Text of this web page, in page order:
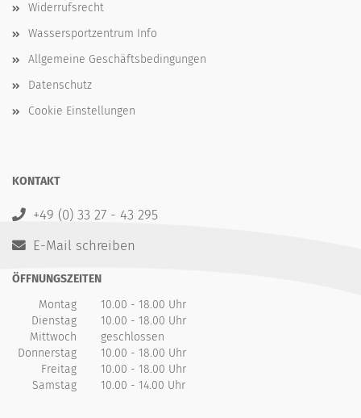
Widerrufsrecht
Wassersportzentrum Info
Allgemeine Geschäftsbedingungen
Datenschutz
Cookie Einstellungen
KONTAKT
+49 (0) 33 27 - 43 295
E-Mail schreiben
ÖFFNUNGSZEITEN
Montag
10.00 - 18.00 Uhr
Dienstag
10.00 - 18.00 Uhr
Mittwoch
geschlossen
Donnerstag
10.00 - 18.00 Uhr
Freitag
10.00 - 18.00 Uhr
Samstag
10.00 - 14.00 Uhr